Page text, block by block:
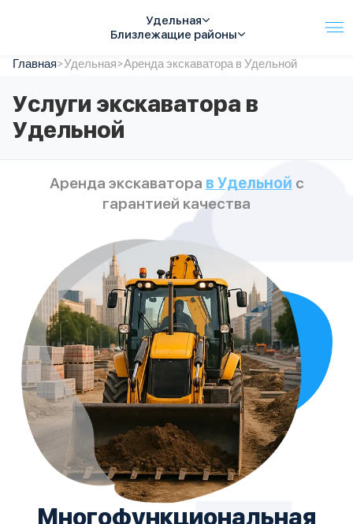
Удельная
Близлежащие районы
Услуги
Автопарк
Тарифы
Акции
Контакты
Главная>Удельная>Аренда экскаватора в Удельной
Услуги экскаватора в
Удельной
Аренда экскаватора в Удельной с
гарантией качества
Многофункциональная